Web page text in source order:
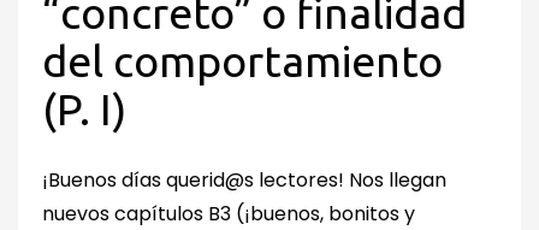
“concreto” o finalidad
del comportamiento
(P. I)
¡Buenos días querid@s lectores! Nos llegan
nuevos capítulos B3 (¡buenos, bonitos y